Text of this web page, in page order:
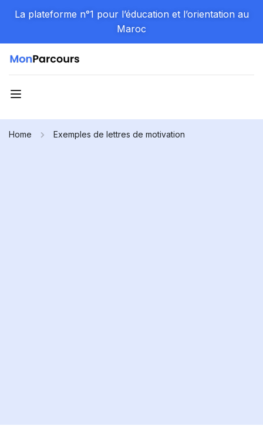
La plateforme n°1 pour l’éducation et l’orientation au
Maroc
Home Exemples de lettres de motivation